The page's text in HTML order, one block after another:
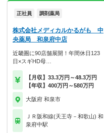
正社員 調剤薬局
株式会社メディカルかるがも 中
央薬局 和泉府中店
近畿圏に90店舗展開！年間休日123
日×スギHD母…
【月収】33.3万円～48.3万円
【年収】400万円～580万円
大阪府 和泉市
ＪＲ阪和線(天王寺－和歌山) 和
泉府中駅